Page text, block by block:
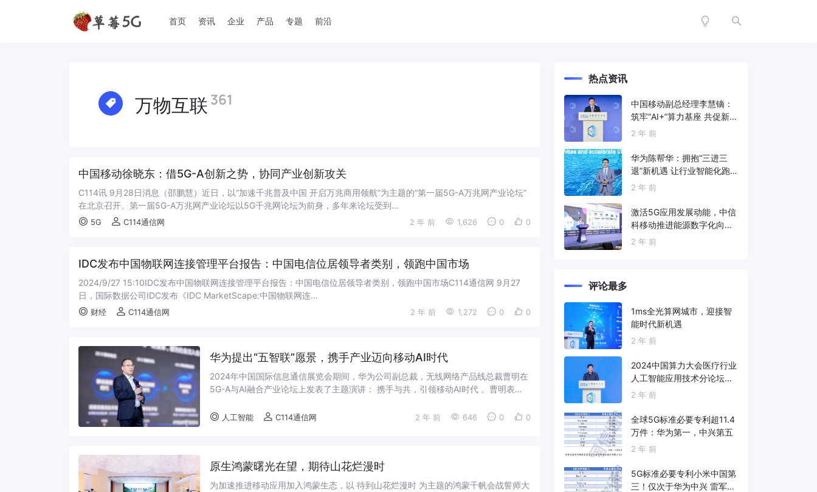
首页 资讯 企业 产品 专题 前沿
万物互联361
中国移动徐晓东：借5G-A创新之势，协同产业创新攻关
C114讯 9月28日消息（邵鹏慧）近日，以“加速千兆普及中国 开启万兆商用领航”为主题的“第一届5G-A万兆网产业论坛”
在北京召开。第一届5G-A万兆网产业论坛以5G千兆网论坛为前身，多年来论坛受到...
5G C114通信网 2 年 前 1,626 0 0
IDC发布中国物联网连接管理平台报告：中国电信位居领导者类别，领跑中国市场
2024/9/27 15:10IDC发布中国物联网连接管理平台报告：中国电信位居领导者类别，领跑中国市场C114通信网 9月27
日，国际数据公司IDC发布《IDC MarketScape:中国物联网连...
财经 C114通信网 2 年 前 1,272 0 0
华为提出“五智联”愿景，携手产业迈向移动AI时代
2024年中国国际信息通信展览会期间，华为公司副总裁，无线网络产品线总裁曹明在
5G-A与AI融合产业论坛上发表了主题演讲： 携手与共，引领移动AI时代 。曹明表
人工智能 C114通信网 2 年 前 646 0 0
原生鸿蒙曙光在望，期待山花烂漫时
为加速推进移动应用加入鸿蒙生态，以 待到山花烂漫时 为主题的鸿蒙千帆会战誓师大
热点资讯
中国移动副总经理李慧镝：
筑牢“AI+”算力基座 共促新质
生产力发展
2 年 前
华为陈帮华：拥抱“三进三
退”新机遇 让行业智能化跑
出加速度
2 年 前
激活5G应用发展动能，中信
科移动推进能源数字化向
新、向智、向绿发展
2 年 前
评论最多
1ms全光算网城市，迎接智
能时代新机遇
2 年 前
2024中国算力大会医疗行业
人工智能应用技术分论坛成
功举办
2 年 前
全球5G标准必要专利超11.4
万件：华为第一，中兴第五
2 年 前
5G标准必要专利小米中国第
三！仅次于华为中兴 雷军：